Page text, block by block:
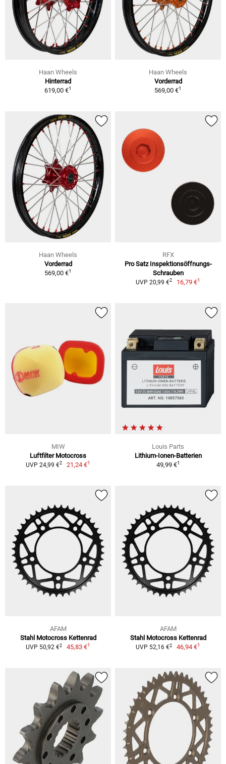
Haan Wheels
Hinterrad
619,00 €1
Haan Wheels
Vorderrad
569,00 €1
Haan Wheels
Vorderrad
569,00 €1
RFX
Pro Satz Inspektionsöffnungs-
Schrauben
UVP 20,99 €2 16,79 €1
MIW
Luftfilter Motocross
UVP 24,99 €2 21,24 €1
Louis Parts
Lithium-Ionen-Batterien
49,99 €1
AFAM
Stahl Motocross Kettenrad
UVP 50,92 €2 45,83 €1
AFAM
Stahl Motocross Kettenrad
UVP 52,16 €2 46,94 €1